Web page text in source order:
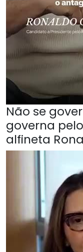
Não se
governa
alfineta